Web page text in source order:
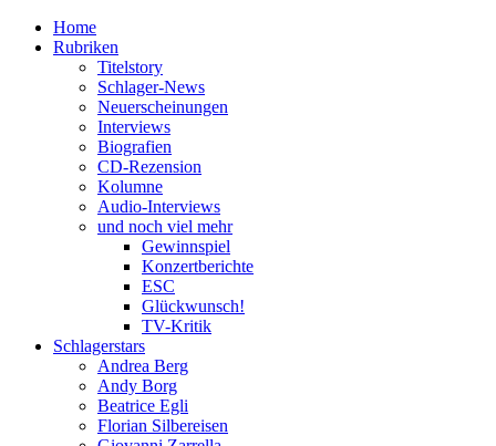
Home
Rubriken
Titelstory
Schlager-News
Neuerscheinungen
Interviews
Biografien
CD-Rezension
Kolumne
Audio-Interviews
und noch viel mehr
Gewinnspiel
Konzertberichte
ESC
Glückwunsch!
TV-Kritik
Schlagerstars
Andrea Berg
Andy Borg
Beatrice Egli
Florian Silbereisen